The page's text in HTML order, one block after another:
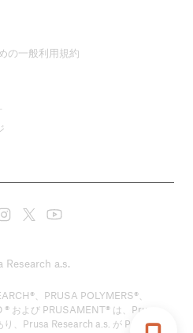
の一般利用規約
Research a.s.
、PRUSA POLYMERS®、
および PRUSAMENT® は、Prusa
、Prusa Research a.s. が Prusa